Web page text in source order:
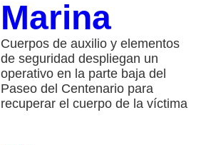
Marina
Cuerpos de auxilio y elementos
de seguridad despliegan un
operativo en la parte baja del
Paseo del Centenario para
recuperar el cuerpo de la víctima